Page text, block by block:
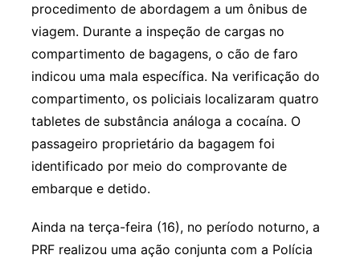
procedimento de abordagem a um ônibus de
viagem. Durante a inspeção de cargas no
compartimento de bagagens, o cão de faro
indicou uma mala específica. Na verificação do
compartimento, os policiais localizaram quatro
tabletes de substância análoga a cocaína. O
passageiro proprietário da bagagem foi
identificado por meio do comprovante de
embarque e detido.
Ainda na terça-feira (16), no período noturno, a
PRF realizou uma ação conjunta com a Polícia